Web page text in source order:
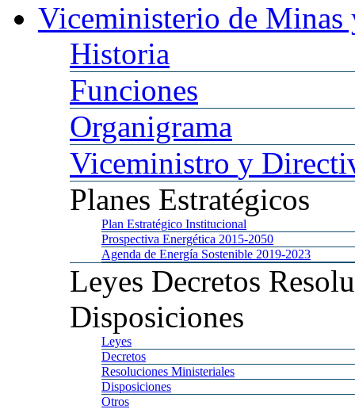
Viceministerio de Minas
Historia
Funciones
Organigrama
Viceministro y
Planes Estratégicos
Plan Estratégico Institucional
Prospectiva Energética 2015-2050
Agenda de Energía Sostenible 2019-2023
Leyes Decretos
Disposiciones
Leyes
Decretos
Resoluciones Ministeriales
Disposiciones
Otros